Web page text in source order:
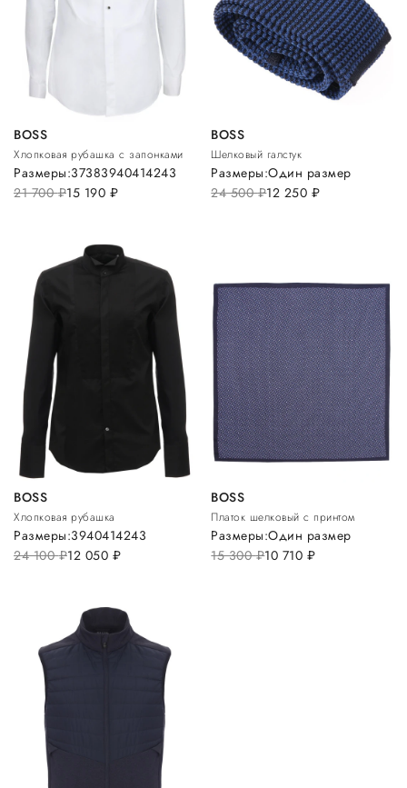
BOSS
Хлопковая рубашка с запонками
21 700руб.15 190 руб.
Размеры:37383940414243
BOSS
Шелковый галстук
24 500руб.12 250 руб.
Размеры:Один размер
BOSS
Хлопковая рубашка
24 100руб.12 050 руб.
Размеры:3940414243
BOSS
Платок шелковый с принтом
15 300руб.10 710 руб.
Размеры:Один размер